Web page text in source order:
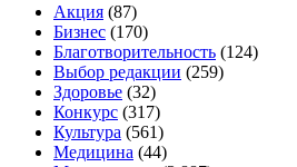
Акция (87)
Бизнес (170)
Благотворительность (124)
Выбор редакции (259)
Здоровье (32)
Конкурс (317)
Культура (561)
Медицина (44)